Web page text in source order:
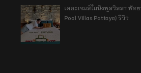
เดอะเจมส์ไมนิงพูลวิลลา พัทย
Pool Villas Pattaya) รีวิว